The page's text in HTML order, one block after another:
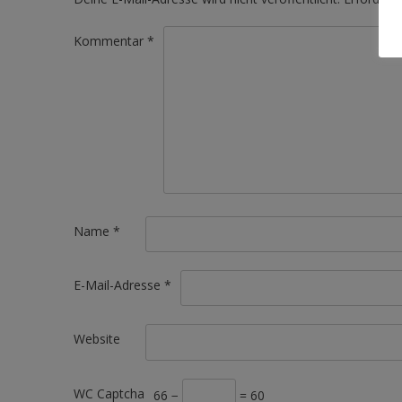
Kommentar *
Name *
E-Mail-Adresse *
Website
WC Captcha 66 − = 60